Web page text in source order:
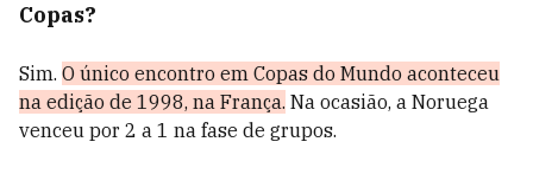
Copas?
Sim. O único encontro em Copas do Mundo aconteceu
na edição de 1998, na França. Na ocasião, a Noruega
venceu por 2 a 1 na fase de grupos.